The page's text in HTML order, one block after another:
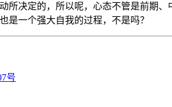
决定的，所以呢，心态不管是前期
是一个强大自我的过程，不是吗？
号